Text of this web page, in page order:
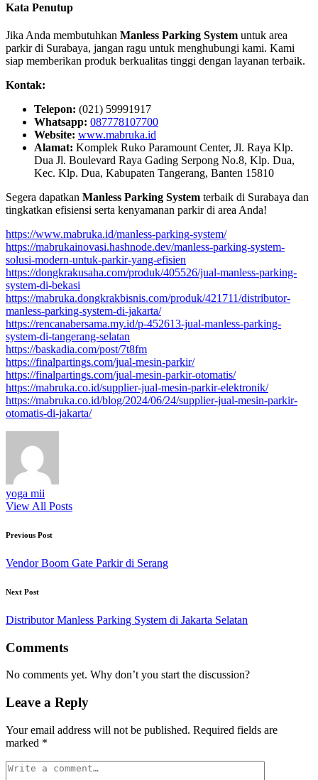
Kata Penutup
Jika Anda membutuhkan Manless Parking System untuk area
parkir di Surabaya, jangan ragu untuk menghubungi kami. Kami
siap memberikan produk berkualitas tinggi dengan layanan terbaik.
Kontak:
Telepon: (021) 59991917
Whatsapp: 087778107700
Website: www.mabruka.id
Alamat: Komplek Ruko Paramount Center, Jl. Raya Klp.
Dua Jl. Boulevard Raya Gading Serpong No.8, Klp. Dua,
Kec. Klp. Dua, Kabupaten Tangerang, Banten 15810
Segera dapatkan Manless Parking System terbaik di Surabaya dan
tingkatkan efisiensi serta kenyamanan parkir di area Anda!
https://www.mabruka.id/manless-parking-system/
https://mabrukainovasi.hashnode.dev/manless-parking-system-
solusi-modern-untuk-parkir-yang-efisien
https://dongkrakusaha.com/produk/405526/jual-manless-parking-
system-di-bekasi
https://mabruka.dongkrakbisnis.com/produk/421711/distributor-
manless-parking-system-di-jakarta/
https://rencanabersama.my.id/p-452613-jual-manless-parking-
system-di-tangerang-selatan
https://baskadia.com/post/7t8fm
https://finalpartings.com/jual-mesin-parkir/
https://finalpartings.com/jual-mesin-parkir-otomatis/
https://mabruka.co.id/supplier-jual-mesin-parkir-elektronik/
https://mabruka.co.id/blog/2024/06/24/supplier-jual-mesin-parkir-
otomatis-di-jakarta/
yoga mii
View All Posts
Post
navigation
Previous Post
Vendor Boom Gate Parkir di Serang
Next Post
Distributor Manless Parking System di Jakarta Selatan
Comments
No comments yet. Why don’t you start the discussion?
Leave a Reply
Your email address will not be published. Required fields are
marked *